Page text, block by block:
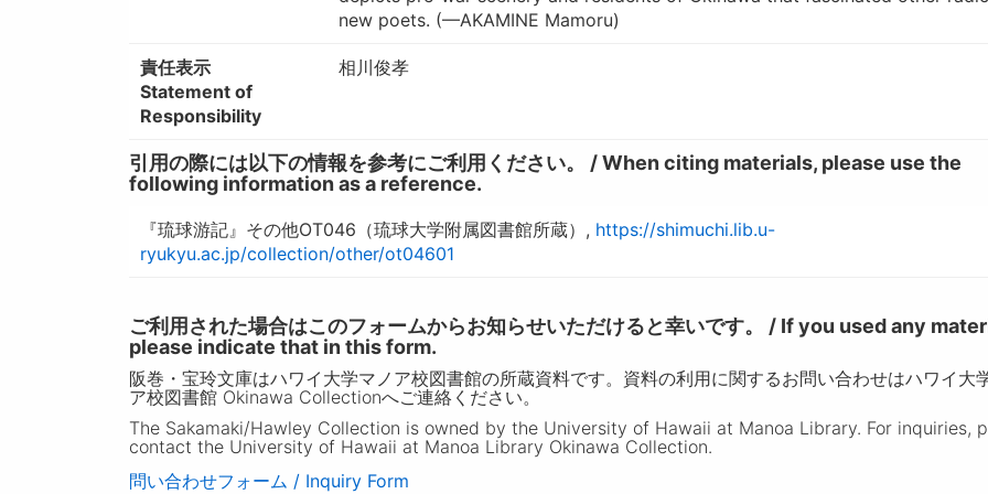
new poets. (—AKAMINE Mamoru)
責任表示
Statement of
Responsibility
相川俊孝
引用の際には以下の情報を参考にご利用ください。 / When citing materials, please use the
following information as a reference.
『琉球游記』その他OT046（琉球大学附属図書館所蔵）, https://shimuchi.lib.u-
ryukyu.ac.jp/collection/other/ot04601
ご利用された場合はこのフォームからお知らせいただけると幸いです。 / If you used any
please indicate that in this form.
阪巻・宝玲文庫はハワイ大学マノア校図書館の所蔵資料です。資料の利用に関するお問い合わせはハワイ大
ア校図書館 Okinawa Collectionへご連絡ください。
The Sakamaki/Hawley Collection is owned by the University of Hawaii at Manoa Library. For inquiries,
contact the University of Hawaii at Manoa Library Okinawa Collection.
問い合わせフォーム / Inquiry Form